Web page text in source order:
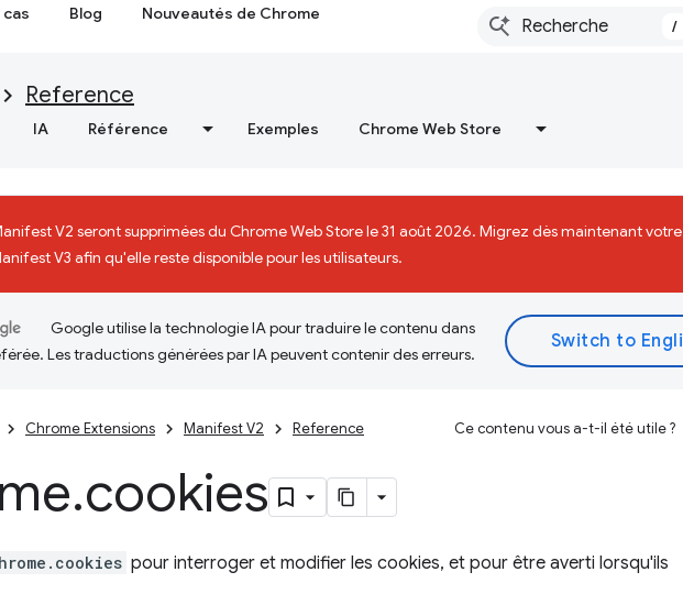
Blog Nouveautés de Chrome
/
Reference
IA Référence Exemples Chrome Web Store
V2 seront supprimées du Chrome Web Store le 31 août 2026. Migrez dès maintenant votre
V3 afin qu'elle reste disponible pour les utilisateurs.
Google utilise la technologie IA pour traduire le contenu dans
Les traductions générées par IA peuvent contenir des erreurs.
Chrome Extensions Manifest V2 Reference Ce contenu vous a-t-il été utile ?
.cookies
pour interroger et modifier les cookies, et pour être averti lorsqu'ils